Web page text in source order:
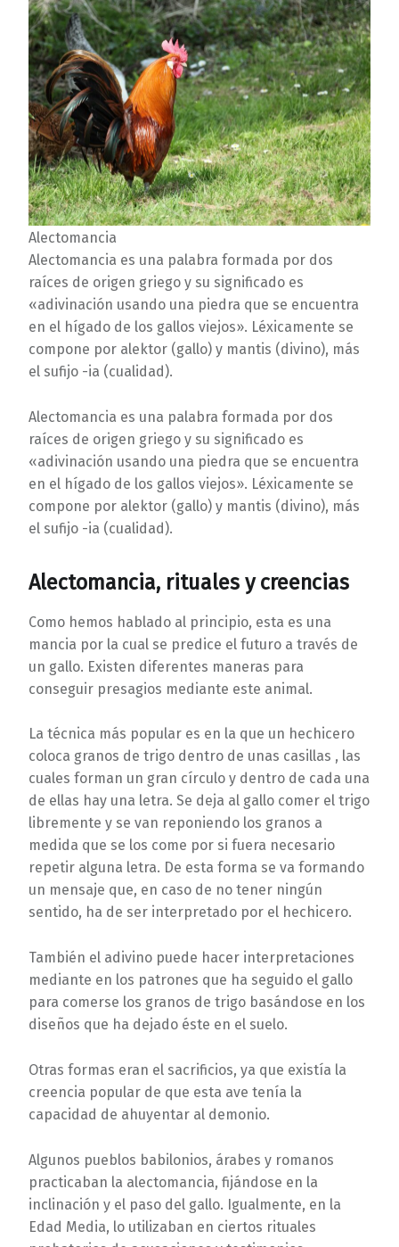
Alectomancia
Alectomancia es una palabra formada por dos
raíces de origen griego y su significado es
«adivinación usando una piedra que se encuentra
en el hígado de los gallos viejos». Léxicamente se
compone por alektor (gallo) y mantis (divino), más
el sufijo -ia (cualidad).
Alectomancia es una palabra formada por dos
raíces de origen griego y su significado es
«adivinación usando una piedra que se encuentra
en el hígado de los gallos viejos». Léxicamente se
compone por alektor (gallo) y mantis (divino), más
el sufijo -ia (cualidad).
Alectomancia, rituales y creencias
Como hemos hablado al principio, esta es una
mancia por la cual se predice el futuro a través de
un gallo. Existen diferentes maneras para
conseguir presagios mediante este animal.
La técnica más popular es en la que un hechicero
coloca granos de trigo dentro de unas casillas , las
cuales forman un gran círculo y dentro de cada una
de ellas hay una letra. Se deja al gallo comer el trigo
libremente y se van reponiendo los granos a
medida que se los come por si fuera necesario
repetir alguna letra. De esta forma se va formando
un mensaje que, en caso de no tener ningún
sentido, ha de ser interpretado por el hechicero.
También el adivino puede hacer interpretaciones
mediante en los patrones que ha seguido el gallo
para comerse los granos de trigo basándose en los
diseños que ha dejado éste en el suelo.
Otras formas eran el sacrificios, ya que existía la
creencia popular de que esta ave tenía la
capacidad de ahuyentar al demonio.
Algunos pueblos babilonios, árabes y romanos
practicaban la alectomancia, fijándose en la
inclinación y el paso del gallo. Igualmente, en la
Edad Media, lo utilizaban en ciertos rituales